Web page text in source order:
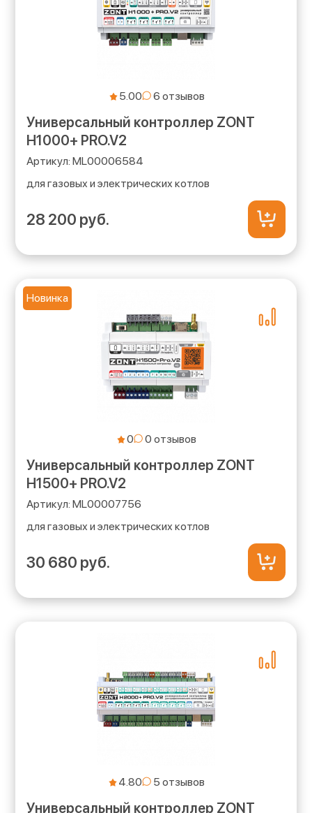
5.00
Универсальный контроллер ZONT
H1000+ PRO.V2
ML00006584
для газовых и электрических котлов
28 200 руб.
Новинка
0
Универсальный контроллер ZONT
H1500+ PRO.V2
ML00007756
для газовых и электрических котлов
30 680 руб.
4.80
Универсальный контроллер ZONT